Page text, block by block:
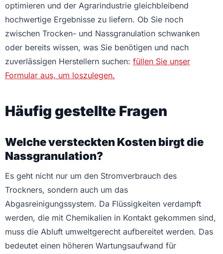
optimieren und der Agrarindustrie gleichbleibend
hochwertige Ergebnisse zu liefern. Ob Sie noch
zwischen Trocken- und Nassgranulation schwanken
oder bereits wissen, was Sie benötigen und nach
zuverlässigen Herstellern suchen: füllen Sie unser
Formular aus, um loszulegen.
Häufig gestellte Fragen
Welche versteckten Kosten birgt die
Nassgranulation?
Es geht nicht nur um den Stromverbrauch des
Trockners, sondern auch um das
Abgasreinigungssystem. Da Flüssigkeiten verdampft
werden, die mit Chemikalien in Kontakt gekommen sind,
muss die Abluft umweltgerecht aufbereitet werden. Das
bedeutet einen höheren Wartungsaufwand für